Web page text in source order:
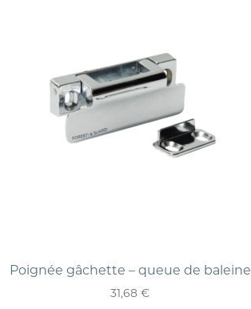
Poignée gâchette – queue de baleine
31,68€